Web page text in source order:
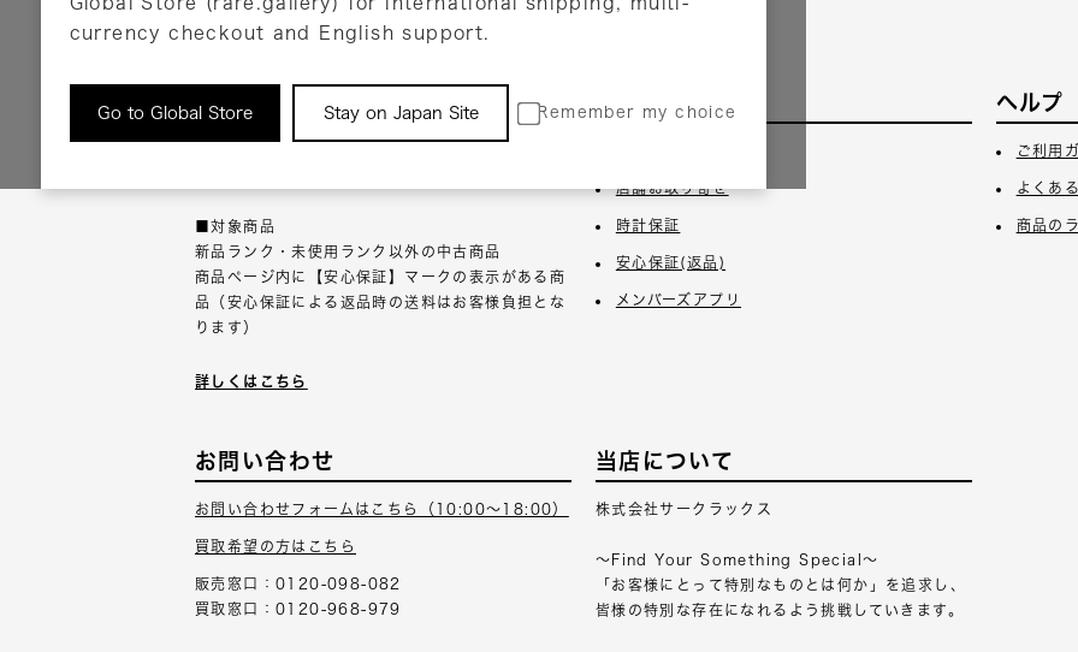
currency checkout and English support.
Go to Global Store Stay on Japan Site Remember my choice
詳しくはこちら
返品について
■対象商品
新品ランク・未使用ランク以外の中古商品
商品ページ内に【安心保証】マークの表示がある商
品（安心保証による返品時の送料はお客様負担とな
ります）
詳しくはこちら
サービス
店舗お取り寄せ
時計保証
安心保証(返品)
メンバーズアプリ
ヘルプ
ご利用
よくあ
商品の
お問い合わせ
お問い合わせフォームはこちら（10:00～18:00）
買取希望の方はこちら
販売窓口：0120-098-082
買取窓口：0120-968-979
当店について
株式会社サークラックス
～Find Your Something Special～
「お客様にとって特別なものとは何か」を追求し、
皆様の特別な存在になれるよう挑戦していきます。